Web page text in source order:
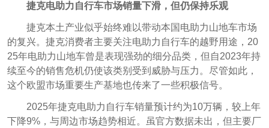
捷克电助力自行车市场销量下滑，但仍保持乐观
捷克本土产业似乎始终难以带动本国电助力山地车市场
的复兴。捷克消费者主要关注电助力自行车的越野用途，20
25年电助力山地车曾是表现强劲的细分品类，但自2023年持
续至今的销售危机仍使该类别受到威胁与压力。尽管如此，
这个欧盟市场重要生产基地也传来了一些积极信号。
2025年捷克电助力自行车销量预计约为10万辆，较上年
下降9%，与周边市场趋势相近。虽官方数据未出，但主要厂